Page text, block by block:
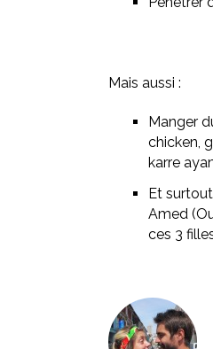
Mais aussi :
Manger
chicken,
karre
Et
Amed
ces 3